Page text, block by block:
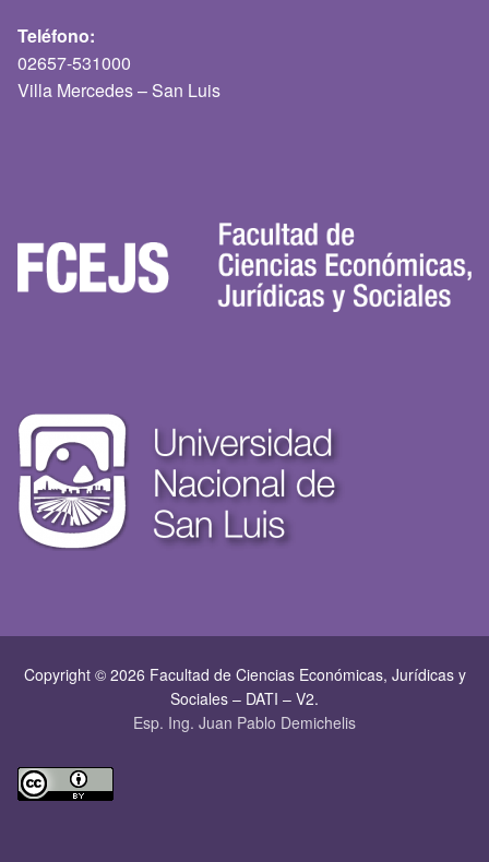
Teléfono:
02657-531000
Villa Mercedes – San Luis
Copyright © 2026 Facultad de Ciencias Económicas, Jurí­dicas y
Sociales – DATI – V2.
Esp. Ing. Juan Pablo Demichelis